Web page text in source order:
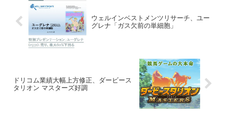
ウェルインベストメンツリサーチ、ユー
グレナ「ガス欠前の単細胞」
ドリコム業績大幅上方修正、ダービース
タリオン マスターズ好調